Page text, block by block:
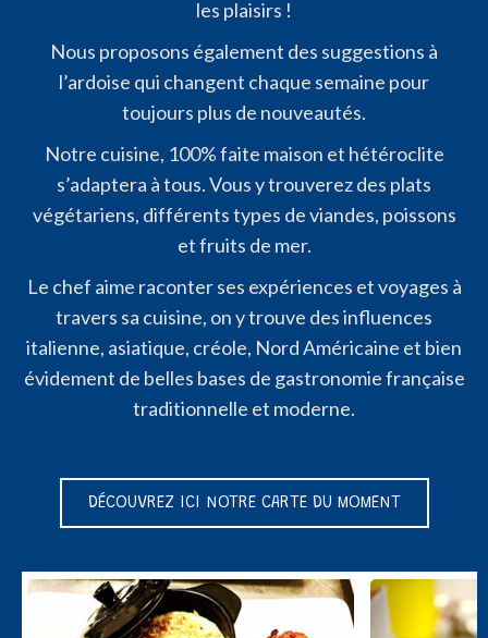
les plaisirs !
Nous proposons également des suggestions à
l’ardoise qui changent chaque semaine pour
toujours plus de nouveautés.
Notre cuisine, 100% faite maison et hétéroclite
s’adaptera à tous. Vous y trouverez des plats
végétariens, différents types de viandes, poissons
et fruits de mer.
Le chef aime raconter ses expériences et voyages à
travers sa cuisine, on y trouve des influences
italienne, asiatique, créole, Nord Américaine et bien
évidement de belles bases de gastronomie française
traditionnelle et moderne.
DÉCOUVREZ ICI NOTRE CARTE DU MOMENT